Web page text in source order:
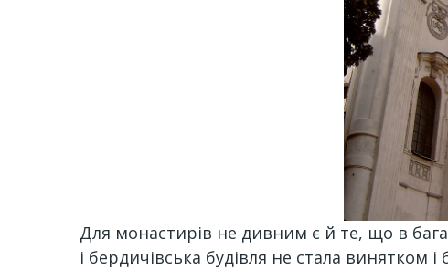
Для монастирів не дивним є й те, що в
і бердичівська будівля не стала